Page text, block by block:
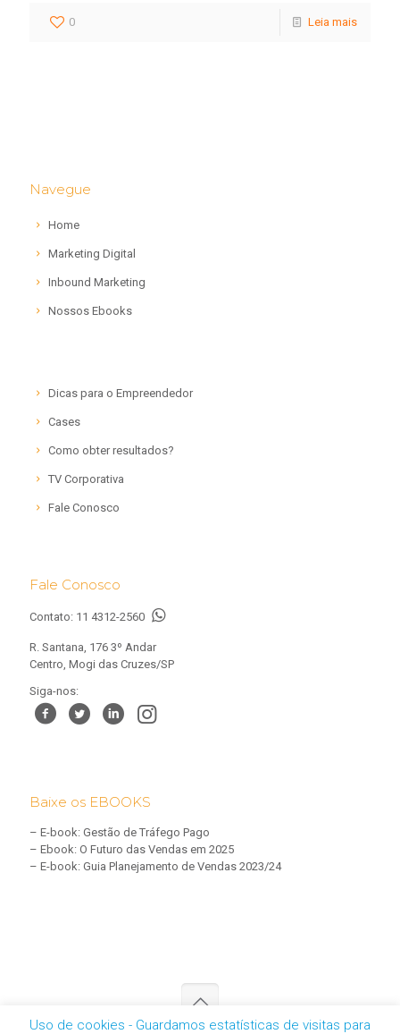
0 Leia mais
Navegue
Home
Marketing Digital
Inbound Marketing
Nossos Ebooks
Dicas para o Empreendedor
Cases
Como obter resultados?
TV Corporativa
Fale Conosco
Fale Conosco
Contato: 11 4312-2560
R. Santana, 176 3º Andar
Centro, Mogi das Cruzes/SP
Siga-nos:
Baixe os EBOOKS
– E-book: Gestão de Tráfego Pago
– Ebook: O Futuro das Vendas em 2025
– E-book: Guia Planejamento de Vendas 2023/24
Uso de cookies - Guardamos estatísticas de visitas para